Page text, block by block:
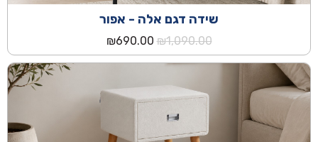
שידה דגם אלה - אפור
₪1,090.00
המחיר
המקורי
₪690.00
הנוכחי